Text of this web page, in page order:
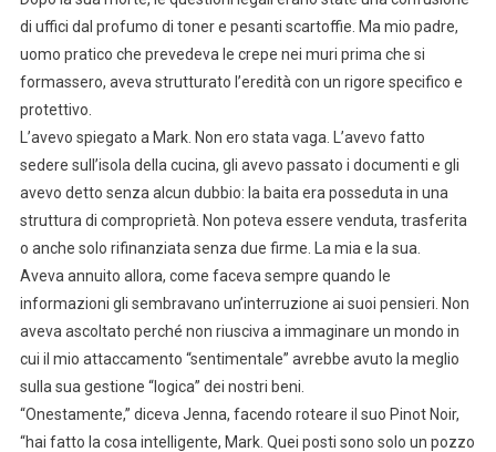
di uffici dal profumo di toner e pesanti scartoffie. Ma mio padre,
uomo pratico che prevedeva le crepe nei muri prima che si
formassero, aveva strutturato l’eredità con un rigore specifico e
protettivo.
L’avevo spiegato a Mark. Non ero stata vaga. L’avevo fatto
sedere sull’isola della cucina, gli avevo passato i documenti e gli
avevo detto senza alcun dubbio: la baita era posseduta in una
struttura di comproprietà. Non poteva essere venduta, trasferita
o anche solo rifinanziata senza due firme. La mia e la sua.
Aveva annuito allora, come faceva sempre quando le
informazioni gli sembravano un’interruzione ai suoi pensieri. Non
aveva ascoltato perché non riusciva a immaginare un mondo in
cui il mio attaccamento “sentimentale” avrebbe avuto la meglio
sulla sua gestione “logica” dei nostri beni.
“Onestamente,” diceva Jenna, facendo roteare il suo Pinot Noir,
“hai fatto la cosa intelligente, Mark. Quei posti sono solo un pozzo